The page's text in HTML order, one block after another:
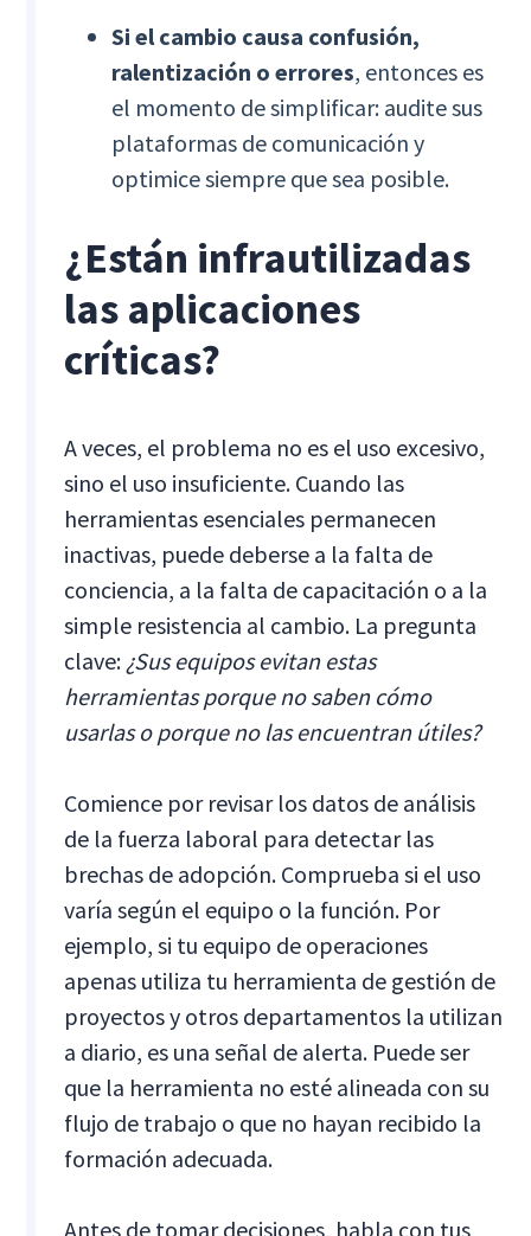
Si el cambio causa confusión,
ralentización o errores, entonces es
el momento de simplificar: audite sus
plataformas de comunicación y
optimice siempre que sea posible.
¿Están infrautilizadas
las aplicaciones
críticas?
A veces, el problema no es el uso excesivo,
sino el uso insuficiente. Cuando las
herramientas esenciales permanecen
inactivas, puede deberse a la falta de
conciencia, a la falta de capacitación o a la
simple resistencia al cambio. La pregunta
clave: ¿Sus equipos evitan estas
herramientas porque no saben cómo
usarlas o porque no las encuentran útiles?
Comience por revisar los datos de análisis
de la fuerza laboral para detectar las
brechas de adopción. Comprueba si el uso
varía según el equipo o la función. Por
ejemplo, si tu equipo de operaciones
apenas utiliza tu herramienta de gestión de
proyectos y otros departamentos la utilizan
a diario, es una señal de alerta. Puede ser
que la herramienta no esté alineada con su
flujo de trabajo o que no hayan recibido la
formación adecuada.
Antes de tomar decisiones, habla con tus